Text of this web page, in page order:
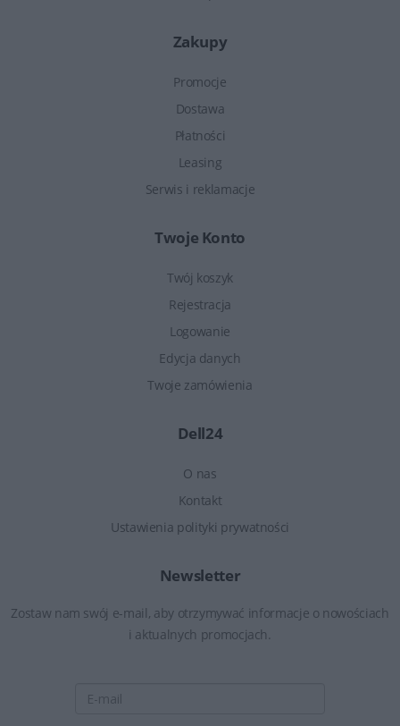
Zakupy
Promocje
Dostawa
Płatności
Leasing
Serwis i reklamacje
Twoje Konto
Twój koszyk
Rejestracja
Logowanie
Edycja danych
Twoje zamówienia
Dell24
O nas
Kontakt
Ustawienia polityki prywatności
Newsletter
Zostaw nam swój e-mail, aby otrzymywać informacje o nowościach
i aktualnych promocjach.